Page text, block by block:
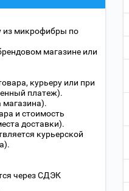
из микрофибры по
магазине или
курьеру или при
платеж).
магазина).
и стоимость
доставки).
курьерской
через СДЭК